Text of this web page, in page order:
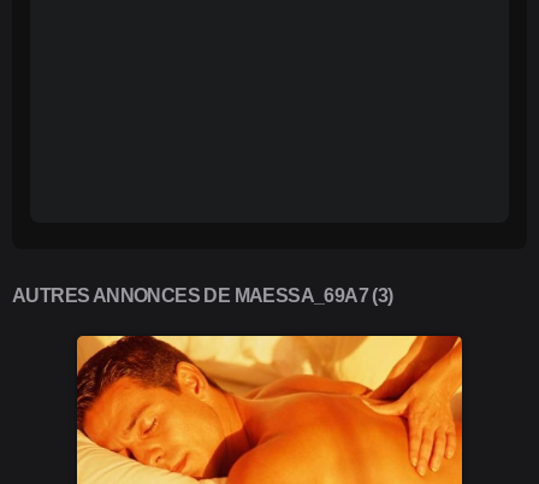
AUTRES ANNONCES DE MAESSA_69A7 (3)